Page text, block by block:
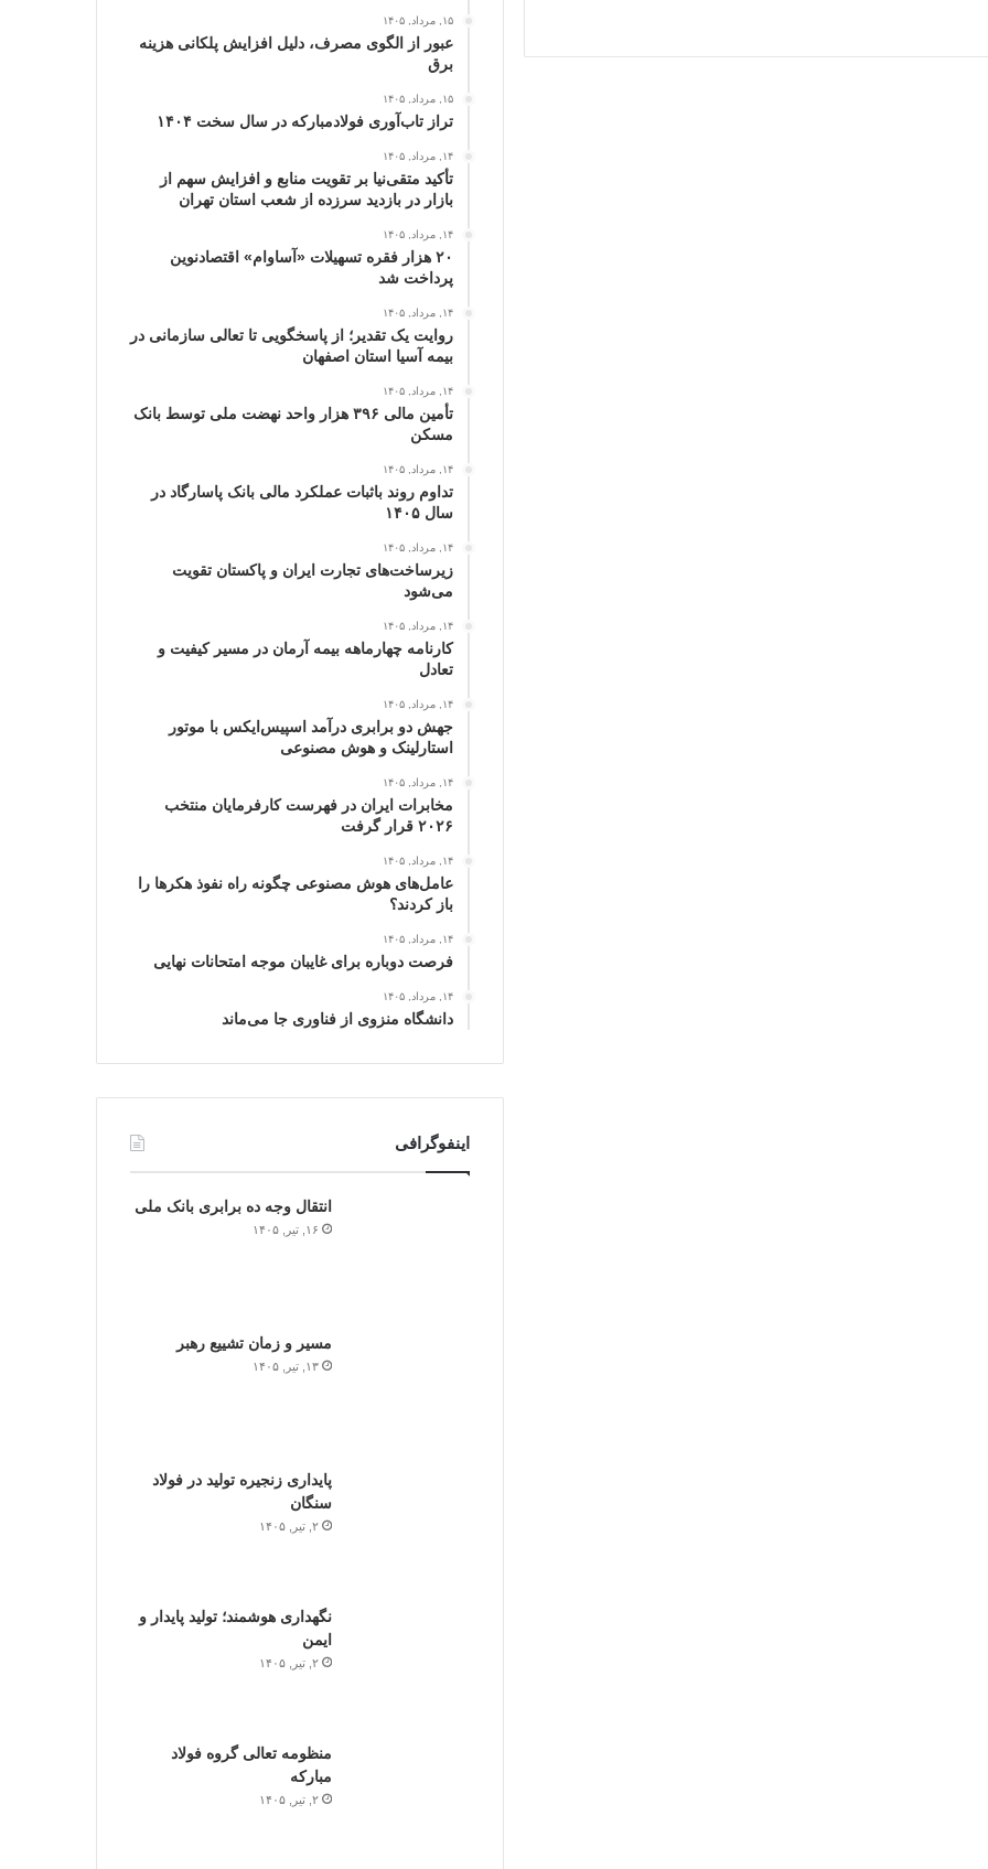
۱۵, مرداد, ۱۴۰۵
عبور از الگوی مصرف، دلیل افزایش پلکانی هزینه
برق
۱۵, مرداد, ۱۴۰۵
تراز تاب‌آوری فولادمبارکه در سال سخت ۱۴۰۴
۱۴, مرداد, ۱۴۰۵
تأکید متقی‌نیا بر تقویت منابع و افزایش سهم از
بازار در بازدید سرزده از شعب استان تهران
۱۴, مرداد, ۱۴۰۵
۲۰ هزار فقره تسهیلات «آساوام» اقتصادنوین
پرداخت شد
۱۴, مرداد, ۱۴۰۵
روایت یک تقدیر؛ از پاسخگویی تا تعالی سازمانی در
بیمه آسیا استان اصفهان
۱۴, مرداد, ۱۴۰۵
تأمین مالی ۳۹۶ هزار واحد نهضت ملی توسط بانک
مسکن
۱۴, مرداد, ۱۴۰۵
تداوم روند باثبات عملکرد مالی بانک پاسارگاد در
سال ۱۴۰۵
۱۴, مرداد, ۱۴۰۵
زیرساخت‌های تجارت ایران و پاکستان تقویت
می‌شود
۱۴, مرداد, ۱۴۰۵
کارنامه چهارماهه بیمه آرمان در مسیر کیفیت و
تعادل
۱۴, مرداد, ۱۴۰۵
جهش دو برابری درآمد اسپیس‌ایکس با موتور
استارلینک و هوش مصنوعی
۱۴, مرداد, ۱۴۰۵
مخابرات ایران در فهرست کارفرمایان منتخب
۲۰۲۶ قرار گرفت
۱۴, مرداد, ۱۴۰۵
عامل‌های هوش مصنوعی چگونه راه نفوذ هکرها را
باز کردند؟
۱۴, مرداد, ۱۴۰۵
فرصت دوباره برای غایبان موجه امتحانات نهایی
۱۴, مرداد, ۱۴۰۵
دانشگاه منزوی از فناوری جا می‌ماند
اینفوگرافی
انتقال وجه ده برابری بانک ملی
۱۶, تیر, ۱۴۰۵
مسیر و زمان تشییع رهبر
۱۳, تیر, ۱۴۰۵
پایداری زنجیره تولید در فولاد
سنگان
۲, تیر, ۱۴۰۵
نگهداری هوشمند؛ تولید پایدار و
ایمن
۲, تیر, ۱۴۰۵
منظومه تعالی گروه فولاد
مبارکه
۲, تیر, ۱۴۰۵